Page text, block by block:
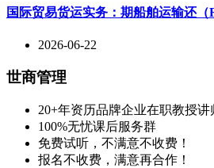
国际贸易货运实务：期船舶运输还（
2026-06-22
世商管理
20+年资历品牌企业在职教授讲
100%无忧课后服务群
免费试听，不满意不收费！
报名不收费，满意再合作！